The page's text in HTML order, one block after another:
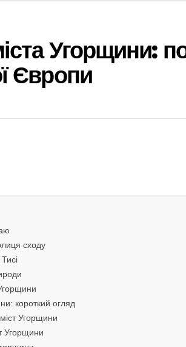
Угорщини:
Європи
сходу
короткий огляд
Угорщини
Угорщини